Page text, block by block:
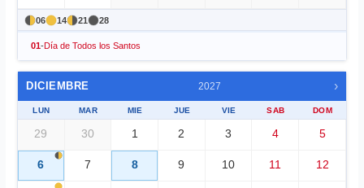
06 14 21 28
01-Día de Todos los Santos
DICIEMBRE 2027 ›
LUN MAR MIE JUE VIE SAB DOM
29 30 1 2 3 4 5
6 7 8 9 10 11 12